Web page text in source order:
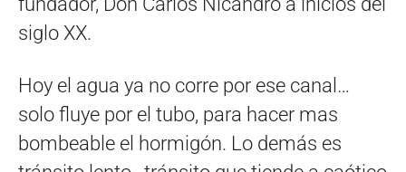
siglo XX.
Hoy el agua ya no corre por ese canal…
solo fluye por el tubo, para hacer mas
bombeable el hormigón. Lo demás es